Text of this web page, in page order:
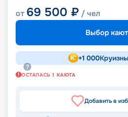
от 69 500 ₽ / чел
Выбор
+1 000
ОСТАЛАСЬ 1 КАЮТА
Добавить в